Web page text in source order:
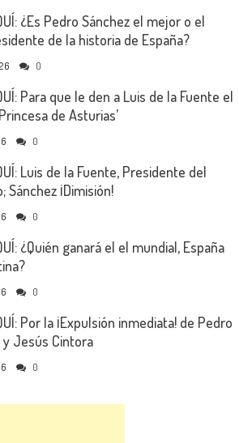
¿Es Pedro Sánchez el mejor o el
de la historia de España?
0
Para que le den a Luis de la Fuente el
de Asturias’
0
Luis de la Fuente, Presidente del
Sánchez ¡Dimisión!
0
¿Quién ganará el el mundial, España
0
Por la ¡Expulsión inmediata! de Pedro
y Jesús Cintora
0